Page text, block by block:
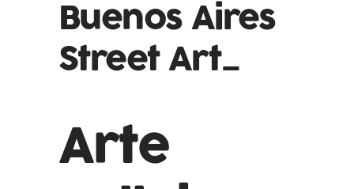
Buenos Aires
Street Art_
Arte